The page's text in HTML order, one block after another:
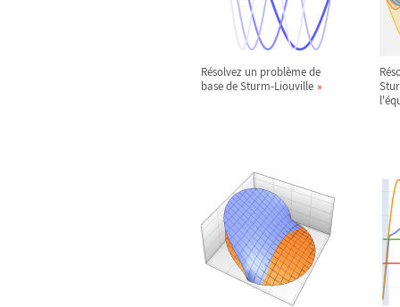
Résolvez un problème de
base de Sturm-Liouville